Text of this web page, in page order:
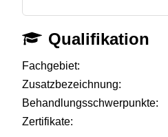
Qualifikation
Fachgebiet:
Zusatzbezeichnung:
Behandlungsschwerpunkte:
Zertifikate: